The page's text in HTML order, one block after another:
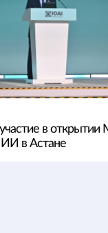
в
в Астане